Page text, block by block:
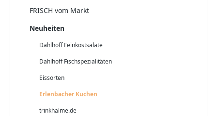
FRISCH vom Markt
Neuheiten
Dahlhoff Feinkostsalate
Dahlhoff Fischspezialitäten
Eissorten
Erlenbacher Kuchen
trinkhalme.de